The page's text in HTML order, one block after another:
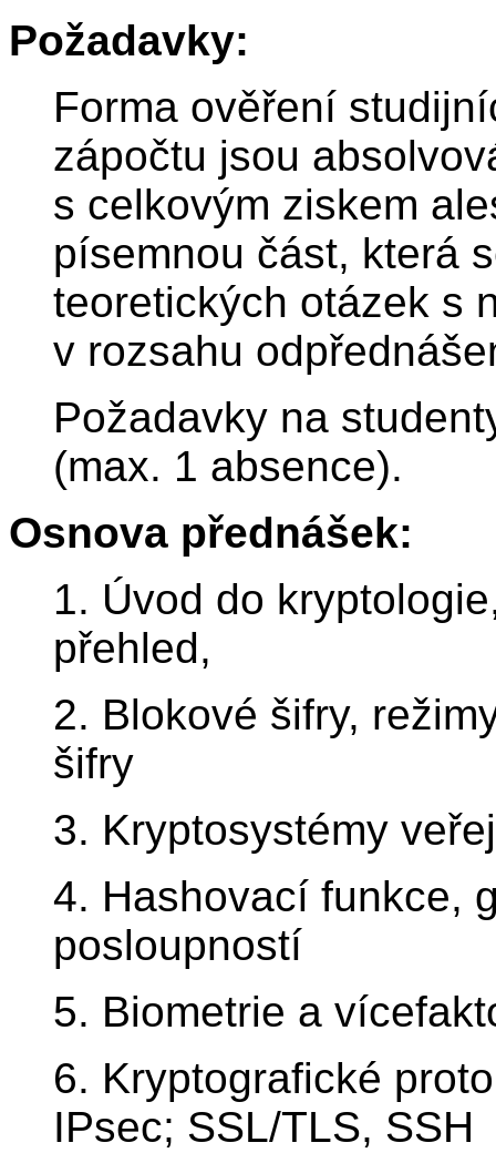
Požadavky:
Forma ověření
zápočtu jsou
s celkovým ziskem
písemnou část, která
teoretických otázek s
v rozsahu
Požadavky na
(max. 1 absence).
Osnova přednášek:
1. Úvod do
přehled,
2. Blokové šifry,
šifry
3. Kryptosystémy
4. Hashovací funkce,
posloupností
5. Biometrie a
6. Kryptografické
IPsec; SSL/TLS, SSH